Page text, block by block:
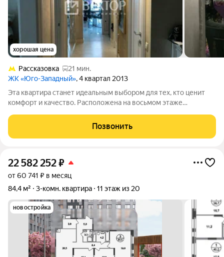
хорошая цена
Рассказовка
21 мин.
ЖК «Юго-Западный», 4 квартал 2013
Эта квартира станет идеальным выбором для тех, кто ценит
комфорт и качество. Расположена на восьмом этаже
Московский, 3-й микрорайон, 2 Общая площадь составляет 85
м2., из которых 52 метра -
Позвонить
22 582 252₽
от 60 741 ₽ в месяц
84,4 м²
3-комн. квартира 11 этаж из 20
новостройка